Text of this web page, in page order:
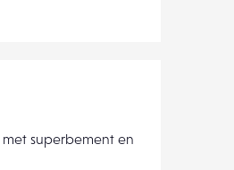
met superbement en